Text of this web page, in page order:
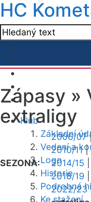
HC
Klub
Základní
Vedení a
Logo
Historie
Podrobná
Ke stažení
Zápasy »
extraligy
SEZONA:
2006/07
2010/11|
2014/15
2018/19
2022/23